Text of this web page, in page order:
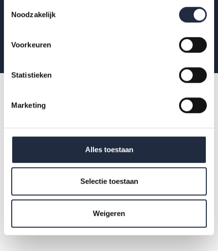
Noodzakelijk
Voorkeuren
Statistieken
Marketing
Alles toestaan
Selectie toestaan
Weigeren
Aanmelden